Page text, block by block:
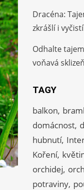
Dracéna:
zkrášlí i
Odhalte
voňavá
TAGY
balkon
domácnost
hubnutí
Koření
orchidej
potraviny